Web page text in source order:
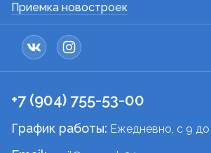
Приемка новостроек
+7 (904) 755-53-00
График работы: Ежедневно, c 9 до